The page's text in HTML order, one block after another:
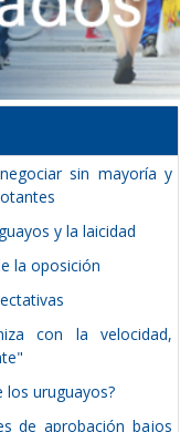
sin mayoría y
y la laicidad
la oposición
con la velocidad,
los uruguayos?
de aprobación bajos